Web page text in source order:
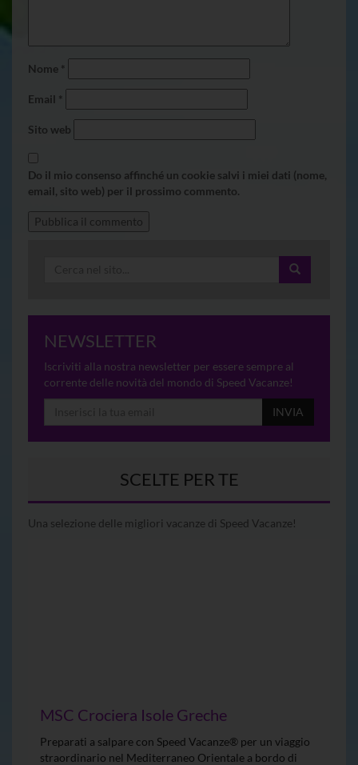
Nome *
Email *
Sito web
Do il mio consenso affinché un cookie salvi i miei dati (nome,
email, sito web) per il prossimo commento.
NEWSLETTER
Iscriviti alla nostra newsletter per essere sempre al
corrente delle novità del mondo di Speed Vacanze!
INVIA
SCELTE PER TE
Una selezione delle migliori vacanze di Speed Vacanze!
MSC Crociera Isole Greche
Preparati a salpare con Speed Vacanze® per un viaggio
straordinario nel Mediterraneo Orientale a bordo di